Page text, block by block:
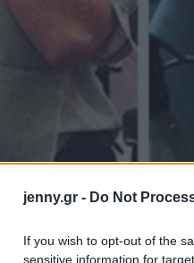
jenny.gr - Do Not
If you wish to opt-out of the
sensitive information for